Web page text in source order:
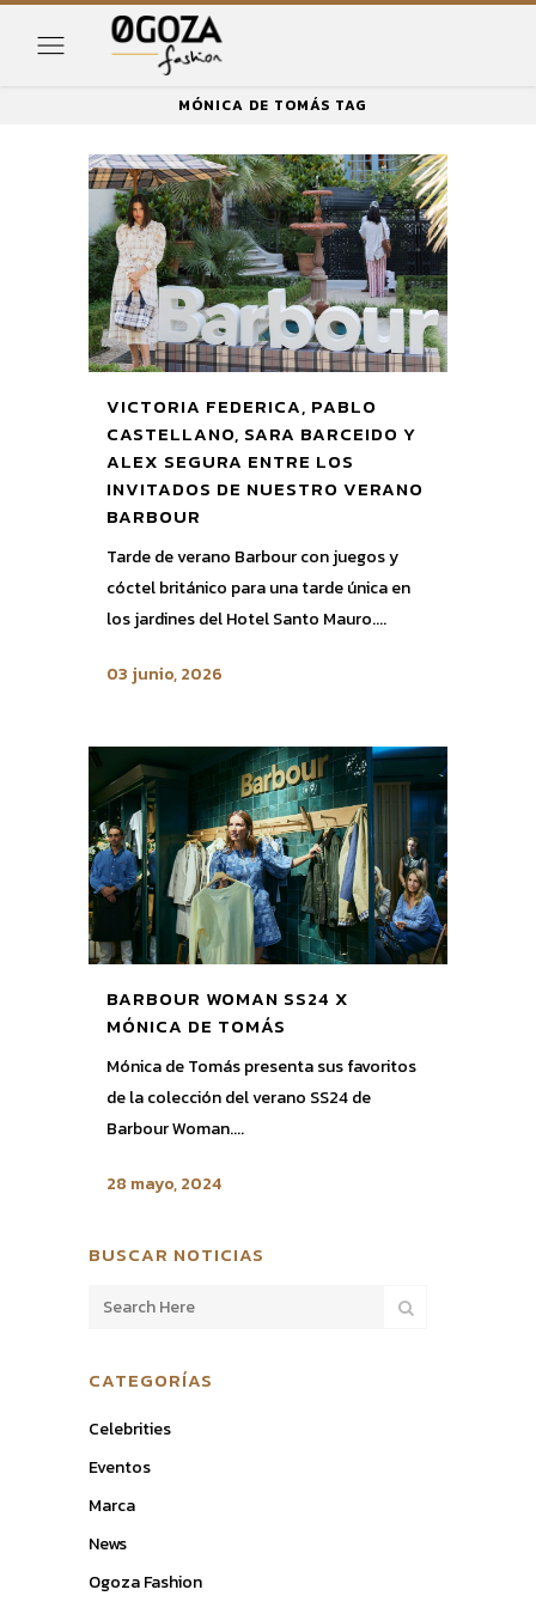
MÓNICA DE TOMÁS TAG
VICTORIA FEDERICA, PABLO
CASTELLANO, SARA BARCEIDO Y
ALEX SEGURA ENTRE LOS
INVITADOS DE NUESTRO VERANO
BARBOUR
Tarde de verano Barbour con juegos y
cóctel británico para una tarde única en
los jardines del Hotel Santo Mauro....
03 junio, 2026
BARBOUR WOMAN SS24 X
MÓNICA DE TOMÁS
Mónica de Tomás presenta sus favoritos
de la colección del verano SS24 de
Barbour Woman....
28 mayo, 2024
BUSCAR NOTICIAS
CATEGORÍAS
Celebrities
Eventos
Marca
News
Ogoza Fashion